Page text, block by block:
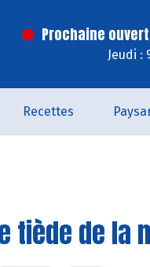
Prochaine
Jeudi :
Recettes
tiède de la